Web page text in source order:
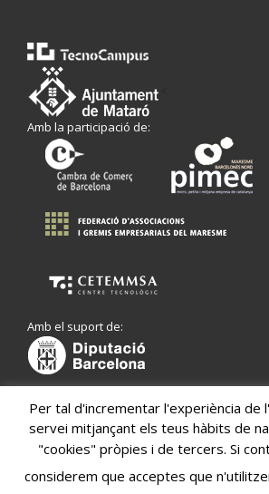
Amb la participació de:
Amb el suport de:
Per tal d'incrementar l'experiència de
servei mitjançant els teus hàbits de
"cookies" pròpies i de tercers. Si
considerem que acceptes que